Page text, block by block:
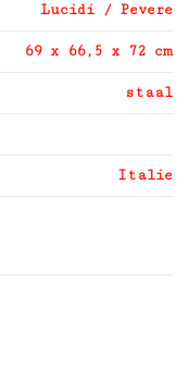
Lucidi / Pevere
69 x 66,5 x 72 cm
staal
Italie